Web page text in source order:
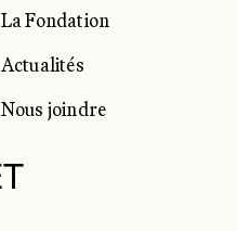
La Fondation
Actualités
Nous joindre